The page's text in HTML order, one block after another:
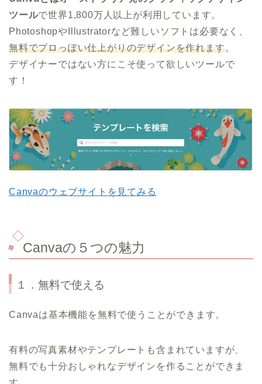
ツールで世界1,800万人以上が利用しています。
PhotoshopやIllustratorなど難しいソフトは必要なく、
無料でプロっぽい仕上がりのデザインを作れます。
デザイナーではない方にこそ使って欲しいツールで
す！
Canvaのウェブサイトを見てみる
Canvaの５つの魅力
１．無料で使える
Canvaは基本機能を無料で使うことができます。
有料の写真素材やテンプレートも含まれていますが、
無料でも十分おしゃれなデザインを作ることができま